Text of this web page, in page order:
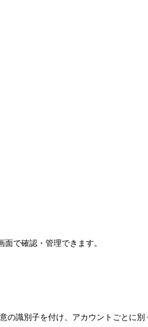
で確認・管理できます。
の識別子を付け、アカウントごとに